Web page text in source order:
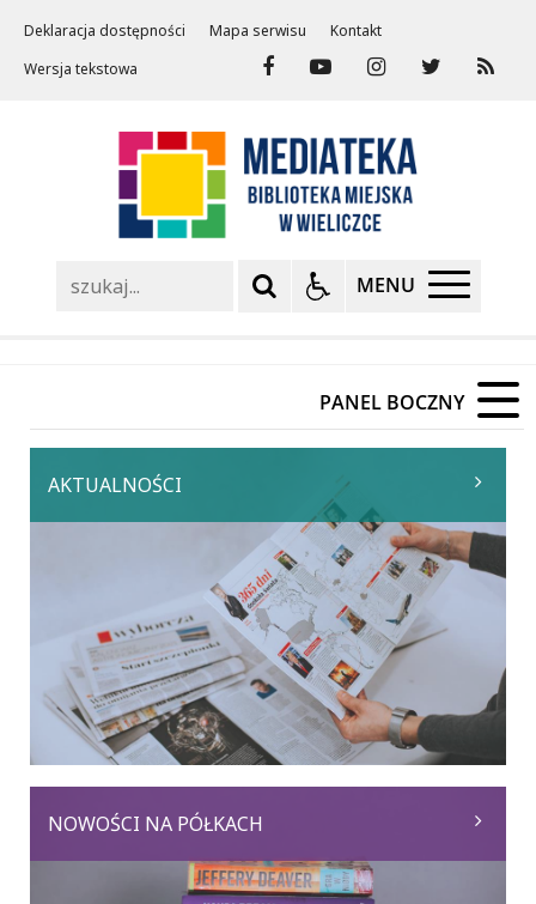
Deklaracja dostępności Mapa serwisu
Kontakt
Wersja tekstowa
MENU
PANEL BOCZNY
AKTUALNOŚCI
NOWOŚCI NA PÓŁKACH